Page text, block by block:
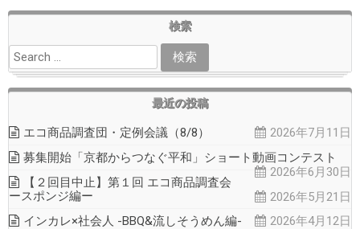
検索
最近の投稿
エコ商品調査団・定例会議（8/8）
2026年7月11日
募集開始「京都からつなぐ平和」ショート動画コンテスト
2026年6月30日
【２回目中止】第１回 エコ商品調査会
ースポンジ編ー
2026年5月21日
インカレ×社会人 -BBQ&流しそうめん編-
2026年4月12日